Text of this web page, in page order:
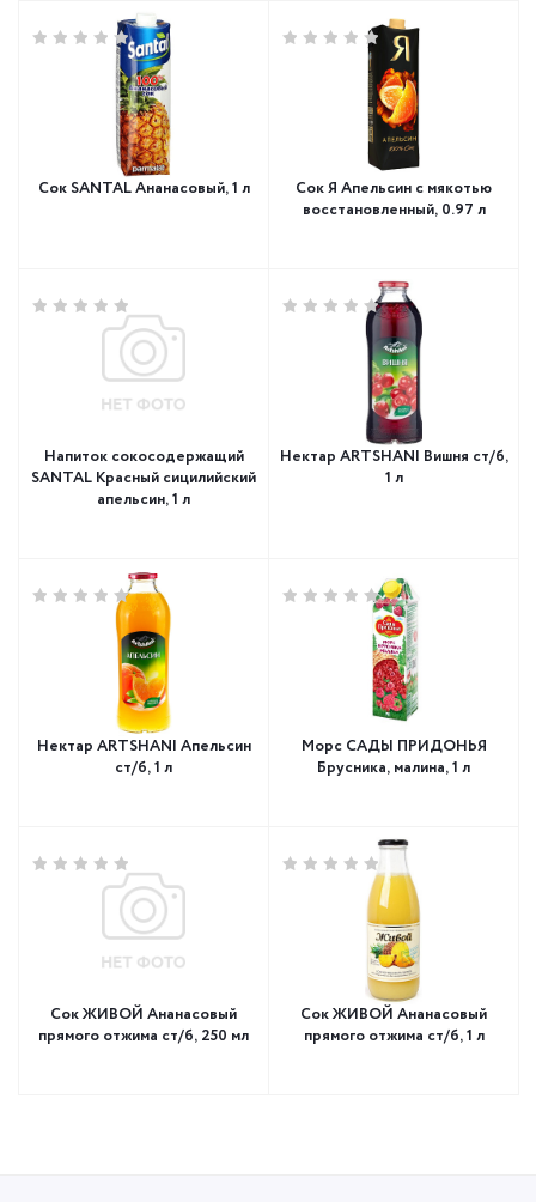
Сок SANTAL Ананасовый, 1 л
Сок Я Апельсин с мякотью
восстановленный, 0.97 л
Напиток сокосодержащий
SANTAL Красный сицилийский
апельсин, 1 л
Нектар ARTSHANI Вишня ст/б,
1 л
Нектар ARTSHANI Апельсин
ст/б, 1 л
Морс САДЫ ПРИДОНЬЯ
Брусника, малина, 1 л
Сок ЖИВОЙ Ананасовый
прямого отжима ст/б, 250 мл
Сок ЖИВОЙ Ананасовый
прямого отжима ст/б, 1 л